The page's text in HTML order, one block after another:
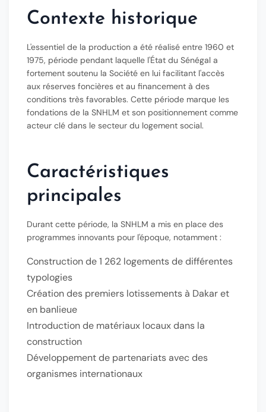
Contexte historique
L'essentiel de la production a été réalisé entre 1960 et
1975, période pendant laquelle l'État du Sénégal a
fortement soutenu la Société en lui facilitant l'accès
aux réserves foncières et au financement à des
conditions très favorables. Cette période marque les
fondations de la SNHLM et son positionnement comme
acteur clé dans le secteur du logement social.
Caractéristiques
principales
Durant cette période, la SNHLM a mis en place des
programmes innovants pour l'époque, notamment :
Construction de1 262 logementsde différentes
typologies
Création des premiers lotissements à Dakar et
en banlieue
Introduction de matériaux locaux dans la
construction
Développement de partenariats avec des
organismes internationaux